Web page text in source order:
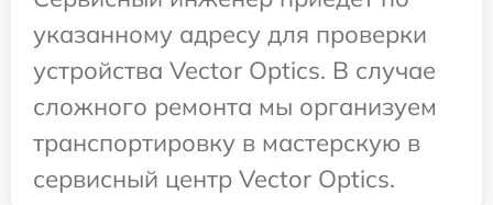
указанному адресу для проверки
устройства Vector Optics. В случае
сложного ремонта мы организуем
транспортировку в мастерскую в
сервисный центр Vector Optics.